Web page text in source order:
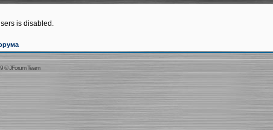
is disabled.
©JForum Team